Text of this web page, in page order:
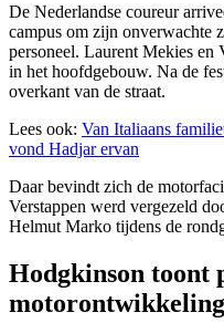
De Nederlandse coureur
campus om zijn onverwachte
personeel. Laurent Mekies en
in het hoofdgebouw. Na de
overkant van de straat.
Lees ook: Van Italiaans
vond Hadjar ervan
Daar bevindt zich de
Verstappen werd vergezeld
Helmut Marko tijdens de
Hodgkinson toont
motorontwikkeling